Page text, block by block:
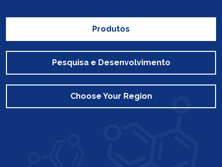
Produtos
Pesquisa e Desenvolvimento
Choose Your Region